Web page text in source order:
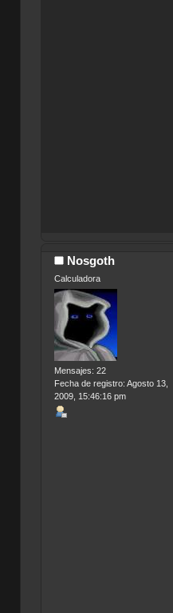
Nosgoth
Calculadora
Mensajes: 22
Fecha de registro: Agosto 13,
2009, 15:46:16 pm